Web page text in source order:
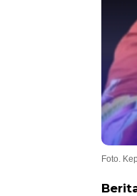
Foto.